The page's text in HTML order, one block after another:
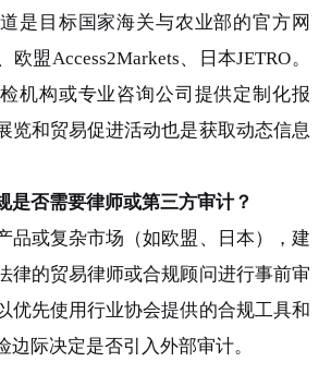
目标国家海关与农业部的官方网
盟Access2Markets、日本JETRO。
机构或专业咨询公司提供定制化报
览和贸易促进活动也是获取动态信息
是否需要律师或第三方审计？
或复杂市场（如欧盟、日本），建
律的贸易律师或合规顾问进行事前审
优先使用行业协会提供的合规工具和
边际决定是否引入外部审计。